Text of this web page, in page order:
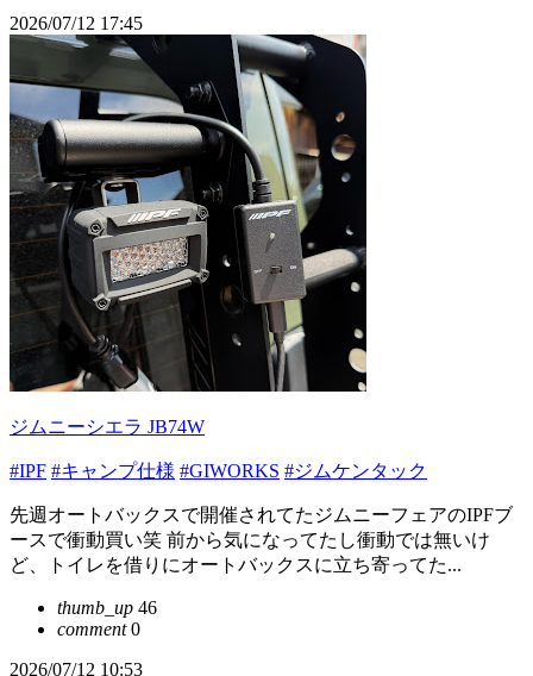
2026/07/12 17:45
ジムニーシエラ JB74W
#IPF #キャンプ仕様 #GIWORKS #ジムケンタック
先週オートバックスで開催されてたジムニーフェアのIPFブ
ースで衝動買い笑 前から気になってたし衝動では無いけ
ど、トイレを借りにオートバックスに立ち寄ってた...
thumb_up 46
comment0
2026/07/12 10:53